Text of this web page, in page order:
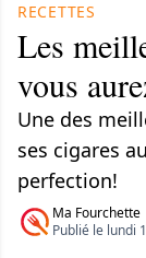
RECETTES
Les
vous
Une des
ses cigares
perfection!
Ma Fourchette
Publié le lundi